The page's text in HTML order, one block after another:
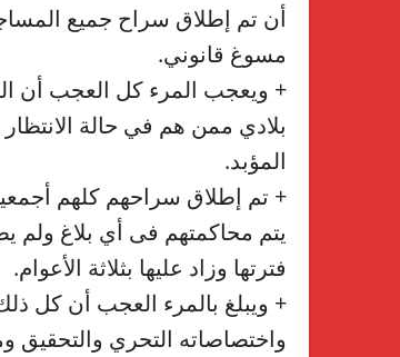
أن تم إطلاق سراح جميع
مسوغ قانوني.
+ ويعجب المرء كل العجب أن
بلادي ممن هم في حالة
المؤبد.
+ تم إطلاق سراحهم كلهم
يتم محاكمتهم فى أي بلاغ ولم
فترتها وزاد عليها بثلاثة الأعوام.
+ ويبلغ بالمرء العجب أن كل
واختصاصاته التحري والتحقيق